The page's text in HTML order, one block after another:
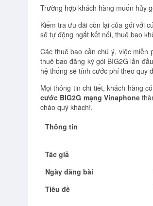
Trường hợp khách hàng muốn hủy
Kiểm tra ưu đãi còn lại của gói với
sẽ tự động ngắt kết nối, thuê bao
Các thuê bao cần chú ý, việc
thuê bao đăng ký gói BIG2G lần
hệ thống sẽ tính cước phí theo quy
Mọi thông tin chi tiết, khách hàng
cước BIG2G mạng Vinaphone
chào quý khách!.
Thông tin
Tác giả
Ngày đăng bài
Tiêu đề